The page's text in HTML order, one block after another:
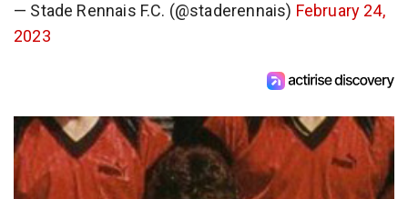
— Stade Rennais F.C. (@staderennais) February 24,
2023